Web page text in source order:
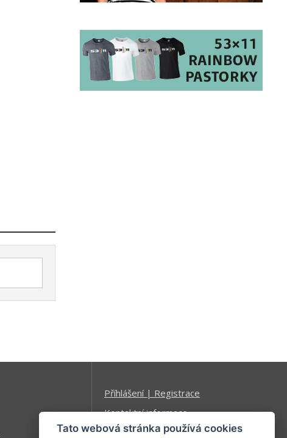
Příhlášení | Registrace
Kontaktní informace
Mapa stránek
Tato webová stránka používá cookies